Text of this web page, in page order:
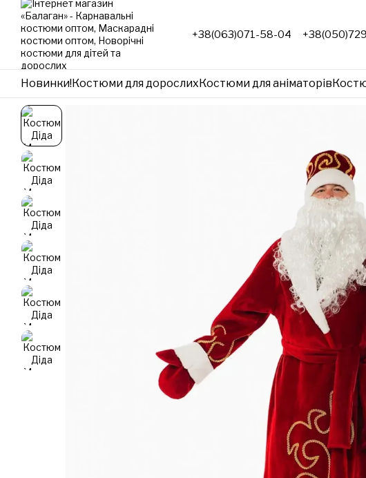
Перейти до основного контенту
+38(063)071-58-04
Новинки!Костюми для дорослихКостюми для аніматорів